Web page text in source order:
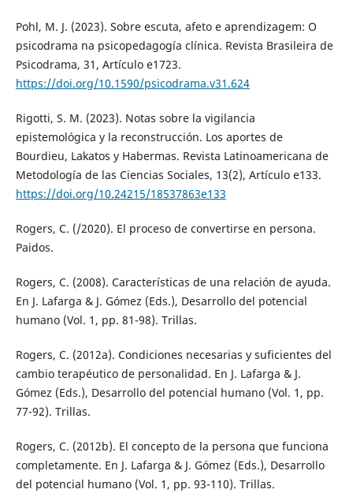
Pohl, M. J. (2023). Sobre escuta, afeto e aprendizagem: O
psicodrama na psicopedagogía clínica. Revista Brasileira de
Psicodrama, 31, Artículo e1723.
https://doi.org/10.1590/psicodrama.v31.624
Rigotti, S. M. (2023). Notas sobre la vigilancia
epistemológica y la reconstrucción. Los aportes de
Bourdieu, Lakatos y Habermas. Revista Latinoamericana de
Metodología de las Ciencias Sociales, 13(2), Artículo e133.
https://doi.org/10.24215/18537863e133
Rogers, C. (/2020). El proceso de convertirse en persona.
Paidos.
Rogers, C. (2008). Características de una relación de ayuda.
En J. Lafarga & J. Gómez (Eds.), Desarrollo del potencial
humano (Vol. 1, pp. 81-98). Trillas.
Rogers, C. (2012a). Condiciones necesarias y suficientes del
cambio terapéutico de personalidad. En J. Lafarga & J.
Gómez (Eds.), Desarrollo del potencial humano (Vol. 1, pp.
77-92). Trillas.
Rogers, C. (2012b). El concepto de la persona que funciona
completamente. En J. Lafarga & J. Gómez (Eds.), Desarrollo
del potencial humano (Vol. 1, pp. 93-110). Trillas.